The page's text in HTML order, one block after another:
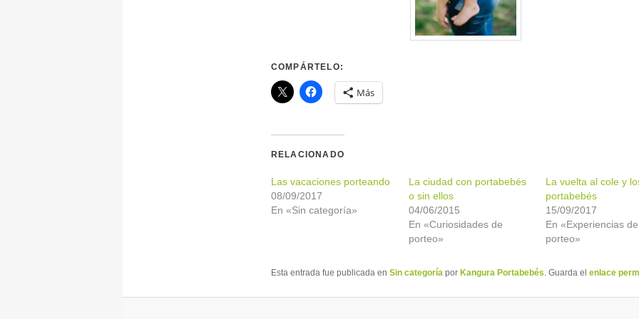
COMPÁRTELO:
Más
RELACIONADO
Las vacaciones porteando
08/09/2017
En «Sin categoría»
La ciudad con portabebés
o sin ellos
04/06/2015
En «Curiosidades de
porteo»
La vuelta al cole y
portabebés
15/09/2017
En «Experiencias de
porteo»
Esta entrada fue publicada en Sin categoríapor Kangura Portabebés. Guarda el enlace